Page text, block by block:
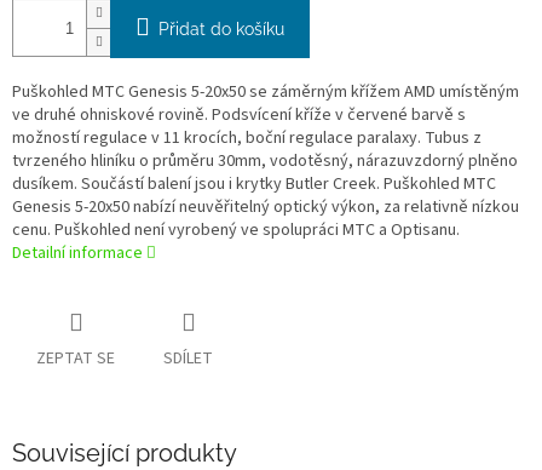
Přidat do košíku
Puškohled MTC Genesis 5-20x50 se záměrným křížem AMD umístěným
ve druhé ohniskové rovině. Podsvícení kříže v červené barvě s
možností regulace v 11 krocích, boční regulace paralaxy. Tubus z
tvrzeného hliníku o průměru 30mm, vodotěsný, nárazuvzdorný plněno
dusíkem. Součástí balení jsou i krytky Butler Creek. Puškohled MTC
Genesis 5-20x50 nabízí neuvěřitelný optický výkon, za relativně nízkou
cenu. Puškohled není vyrobený ve spolupráci MTC a Optisanu.
Detailní informace
ZEPTAT SE SDÍLET
Související produkty